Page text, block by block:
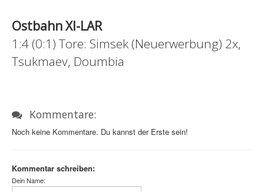
Ostbahn XI-LAR
1:4 (0:1) Tore: Simsek (Neuerwerbung) 2x,
Tsukmaev, Doumbia
Kommentare:
Noch keine Kommentare. Du kannst der Erste sein!
Kommentar schreiben:
Dein Name: